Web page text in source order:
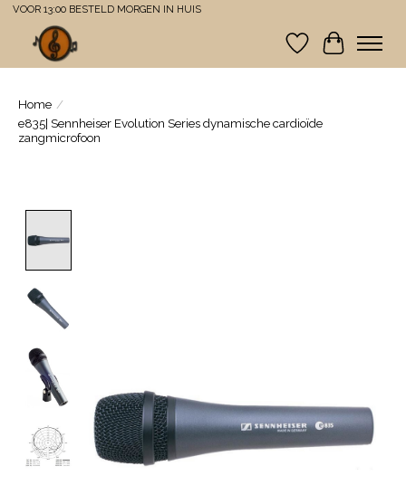
VOOR 13:00 BESTELD MORGEN IN HUIS
Verlanglijst
Home /
e835| Sennheiser Evolution Series dynamische cardioïde
zangmicrofoon